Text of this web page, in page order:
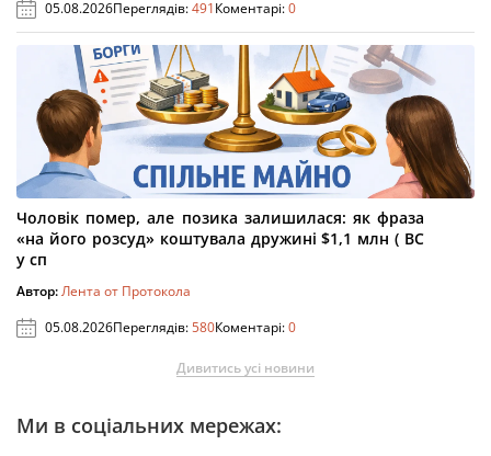
05.08.2026Переглядів:491Коментарі:0
Чоловік помер, але позика залишилася: як фраза
«на його розсуд» коштувала дружині $1,1 млн ( ВС
у сп
Автор:Лента от Протокола
05.08.2026Переглядів:580Коментарі:0
Дивитись усі новини
Ми в соціальних мережах: